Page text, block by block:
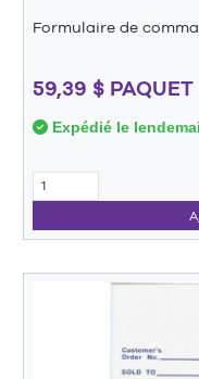
Formulaire de
59,39 $ PAQUET
Expédié le